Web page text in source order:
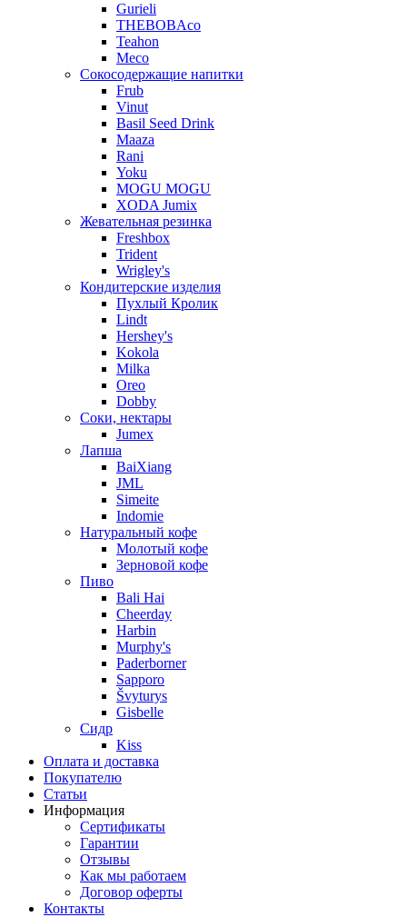
Gurieli
THEBOBAco
Teahon
Meco
Сокосодержащие напитки
Frub
Vinut
Basil Seed Drink
Maaza
Rani
Yoku
MOGU MOGU
XODA Jumix
Жевательная резинка
Freshbox
Trident
Wrigley's
Кондитерские изделия
Пухлый Кролик
Lindt
Hershey's
Kokola
Milka
Oreo
Dobby
Соки, нектары
Jumex
Лапша
BaiXiang
JML
Simeite
Indomie
Натуральный кофе
Молотый кофе
Зерновой кофе
Пиво
Bali Hai
Cheerday
Harbin
Murphy's
Paderborner
Sapporo
Švyturys
Gisbelle
Сидр
Kiss
Оплата и доставка
Покупателю
Статьи
Информация
Сертификаты
Гарантии
Отзывы
Как мы работаем
Договор оферты
Контакты